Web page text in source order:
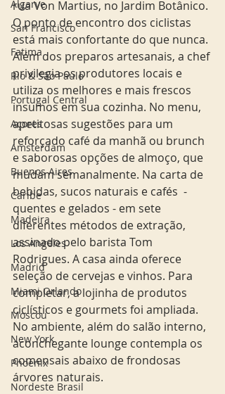
Algarve
San Francisco
Fatima
Rio & São Paulo
Portugal Central
Açores
Amsterdam
Buenos Aires
Caribe
Madeira
Los Angeles
Madrid
Miami Orlando
Moscou
New York
Phoenix
Nordeste Brasil
rua Von Martius, no Jardim Botânico.
O ponto de encontro dos ciclistas
está mais confortante do que nunca.
Além dos preparos artesanais, a chef
privilegia os produtores locais e
utiliza os melhores e mais frescos
insumos em sua cozinha. No menu,
apetitosas sugestões para um
reforçado café da manhã ou brunch
e saborosas opções de almoço, que
mudam semanalmente. Na carta de
bebidas, sucos naturais e cafés  -
quentes e gelados - em sete
diferentes métodos de extração,
assinado pelo barista Tom
Rodrigues. A casa ainda oferece
seleção de cervejas e vinhos. Para
completar, a lojinha de produtos
ciclísticos e gourmets foi ampliada.
No ambiente, além do salão interno,
aconchegante lounge contempla os
comensais abaixo de frondosas
árvores naturais.